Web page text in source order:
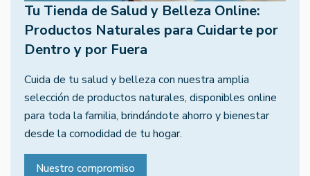
Tu Tienda de Salud y Belleza Online:
Productos Naturales para Cuidarte por
Dentro y por Fuera
Cuida de tu salud y belleza con nuestra amplia
selección de productos naturales, disponibles online
para toda la familia, brindándote ahorro y bienestar
desde la comodidad de tu hogar.
Nuestro compromiso